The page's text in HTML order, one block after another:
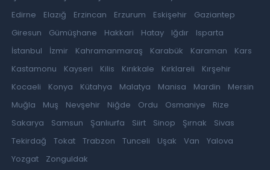
Edirne
Elazığ Erzincan Erzurum Eskişehir
Gaziantep
Giresun
Gümüşhane Hakkari Hatay Iğdır
Isparta
İstanbul
İzmir Kahramanmaraş Karabük Karaman
Kars
Kastamonu
Kayseri Kilis Kırıkkale Kırklareli
Kırşehir
Kocaeli
Konya Kütahya Malatya Manisa Mardin
Mersin
Muğla
Muş Nevşehir Niğde Ordu Osmaniye
Rize
Sakarya
Samsun Şanlıurfa Siirt Sinop Şırnak
Sivas
Tekirdağ
Tokat Trabzon Tunceli Uşak Van
Yalova
Yozgat
Zonguldak